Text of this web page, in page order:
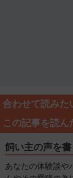
合わせて読みた
この記事を読ん
飼い主の声を
あなたの体験談や